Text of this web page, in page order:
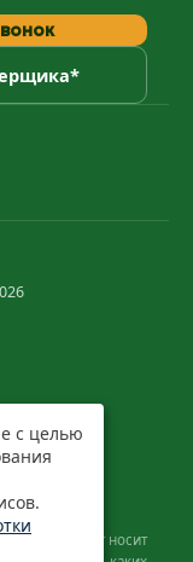
с целью
сайт носит